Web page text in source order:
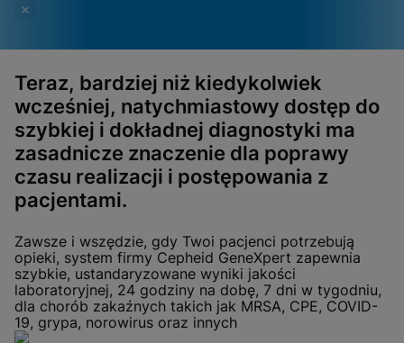
Videos require that
Functional Cookies be
enabled
Please note: Enabling Functional
Cookies will update this settings for all
cookies
View Privacy Policy
Enable Functional Cookies
Functional Cookies
Enabled
View & Update your Cookie Settings
View Privacy Policy
Teraz, bardziej niż kiedykolwiek
wcześniej, natychmiastowy dostęp do
szybkiej i dokładnej diagnostyki ma
zasadnicze znaczenie dla poprawy
czasu realizacji i postępowania z
pacjentami.
Zawsze i wszędzie, gdy Twoi pacjenci potrzebują
opieki, system firmy Cepheid GeneXpert zapewnia
szybkie, ustandaryzowane wyniki jakości
laboratoryjnej, 24 godziny na dobę, 7 dni w tygodniu,
dla chorób zakaźnych takich jak MRSA, CPE, COVID-
19, grypa, norowirus oraz innych